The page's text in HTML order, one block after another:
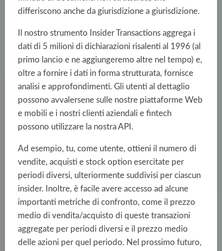
differiscono anche da giurisdizione a giurisdizione.
Il nostro strumento Insider Transactions aggrega i
dati di 5 milioni di dichiarazioni risalenti al 1996 (al
primo lancio e ne aggiungeremo altre nel tempo) e,
oltre a fornire i dati in forma strutturata, fornisce
analisi e approfondimenti. Gli utenti al dettaglio
possono avvalersene sulle nostre piattaforme Web
e mobili e i nostri clienti aziendali e fintech
possono utilizzare la nostra API.
Ad esempio, tu, come utente, ottieni il numero di
vendite, acquisti e stock option esercitate per
periodi diversi, ulteriormente suddivisi per ciascun
insider. Inoltre, è facile avere accesso ad alcune
importanti metriche di confronto, come il prezzo
medio di vendita/acquisto di queste transazioni
aggregate per periodi diversi e il prezzo medio
delle azioni per quel periodo. Nel prossimo futuro,